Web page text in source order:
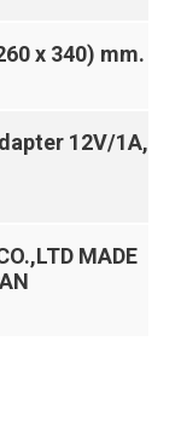
x 340) mm.
12V/1A,
MADE